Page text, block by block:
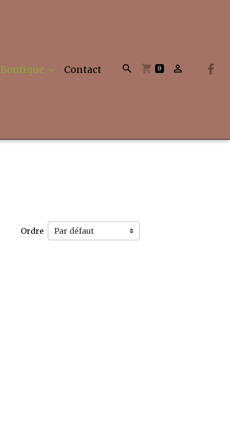
Boutique Contact 0
Ordre